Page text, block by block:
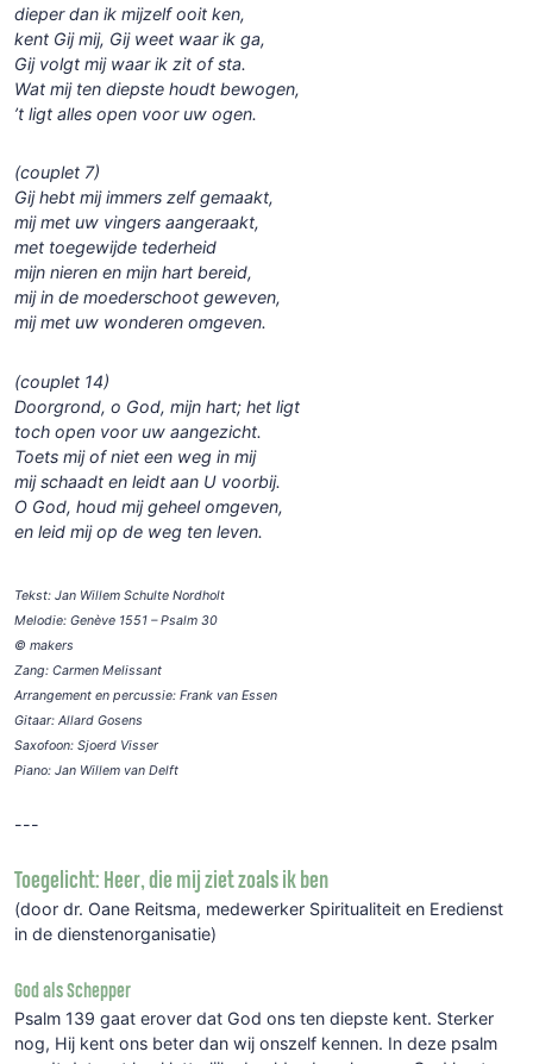
dieper dan ik mijzelf ooit ken,
kent Gij mij, Gij weet waar ik ga,
Gij volgt mij waar ik zit of sta.
Wat mij ten diepste houdt bewogen,
’t ligt alles open voor uw ogen.
(couplet 7)
Gij hebt mij immers zelf gemaakt,
mij met uw vingers aangeraakt,
met toegewijde tederheid
mijn nieren en mijn hart bereid,
mij in de moederschoot geweven,
mij met uw wonderen omgeven.
(couplet 14)
Doorgrond, o God, mijn hart; het ligt
toch open voor uw aangezicht.
Toets mij of niet een weg in mij
mij schaadt en leidt aan U voorbij.
O God, houd mij geheel omgeven,
en leid mij op de weg ten leven.
Tekst: Jan Willem Schulte Nordholt
Melodie: Genève 1551 – Psalm 30
© makers
Zang: Carmen Melissant
Arrangement en percussie: Frank van Essen
Gitaar: Allard Gosens
Saxofoon: Sjoerd Visser
Piano: Jan Willem van Delft
---
Toegelicht: Heer, die mij ziet zoals ik ben
(door dr. Oane Reitsma, medewerker Spiritualiteit en Eredienst
in de dienstenorganisatie)
God als Schepper
Psalm 139 gaat erover dat God ons ten diepste kent. Sterker
nog, Hij kent ons beter dan wij onszelf kennen. In deze psalm